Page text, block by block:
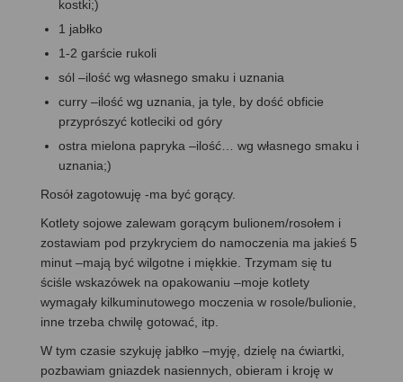
kostki;)
1 jabłko
1-2 garście rukoli
sól –ilość wg własnego smaku i uznania
curry –ilość wg uznania, ja tyle, by dość obficie
przyprószyć kotleciki od góry
ostra mielona papryka –ilość… wg własnego smaku i
uznania;)
Rosół zagotowuję -ma być gorący.
Kotlety sojowe zalewam gorącym bulionem/rosołem i
zostawiam pod przykryciem do namoczenia ma jakieś 5
minut –mają być wilgotne i miękkie. Trzymam się tu
ściśle wskazówek na opakowaniu –moje kotlety
wymagały kilkuminutowego moczenia w rosole/bulionie,
inne trzeba chwilę gotować, itp.
W tym czasie szykuję jabłko –myję, dzielę na ćwiartki,
pozbawiam gniazdek nasiennych, obieram i kroję w